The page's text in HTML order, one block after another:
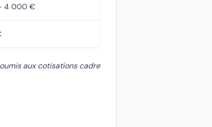
4 000 €
aux cotisations cadre